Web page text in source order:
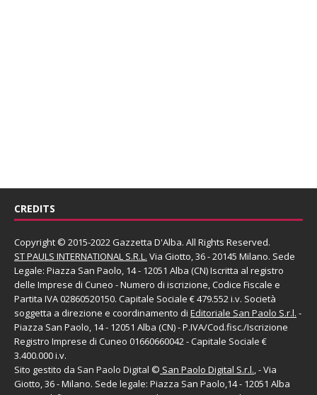
CREDITS
Copyright © 2015-2022 Gazzetta D'Alba. All Rights Reserved.
ST PAULS INTERNATIONAL S.R.L. Via Giotto, 36 - 20145 Milano. Sede
Legale: Piazza San Paolo, 14 - 12051 Alba (CN) Iscritta al registro
delle Imprese di Cuneo - Numero di iscrizione, Codice Fiscale e
Partita IVA 02860520150. Capitale Sociale € 479.552 i.v. Società
soggetta a direzione e coordinamento di Editoriale San Paolo S.r.l. -
Piazza San Paolo, 14 - 12051 Alba (CN) - P.IVA/Cod.fisc./Iscrizione
Registro Imprese di Cuneo 01660660042 - Capitale Sociale €
3.400.000 i.v.
Sito gestito da San Paolo Digital © San Paolo Digital S.r.l., - Via
Giotto, 36 - Milano. Sede legale: Piazza San Paolo,14 - 12051 Alba